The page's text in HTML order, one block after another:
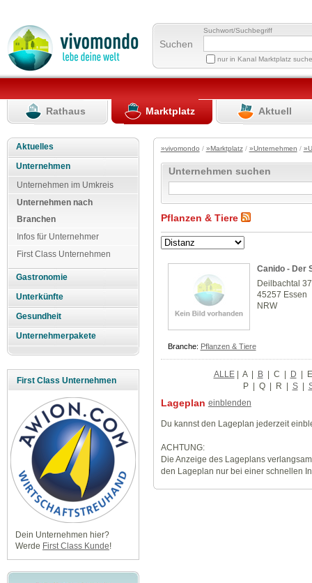
Suchen
Suchwort/Suchbegriff
nur in Kanal Marktplatz
Rathaus Marktplatz Aktuell
Aktuelles
Unternehmen
Unternehmen im Umkreis
Unternehmen nach
Branchen
Infos für Unternehmer
First Class Unternehmen
Gastronomie
Unterkünfte
Gesundheit
Unternehmerpakete
First Class Unternehmen
Dein Unternehmen hier?
Werde First Class Kunde!
»vivomondo / »Marktplatz/ »Unternehmen /
Unternehmen suchen
Pflanzen & Tiere
Canido - Der
Deilbachtal 37
45257 Essen
NRW
Branche: Pflanzen & Tiere
ALLE| A | B | C | D |
P | Q | R | S |
Lageplan einblenden
Du kannst den Lageplan jederzeit
ACHTUNG:
Die Anzeige des Lageplans
den Lageplan nur bei einer schnellen